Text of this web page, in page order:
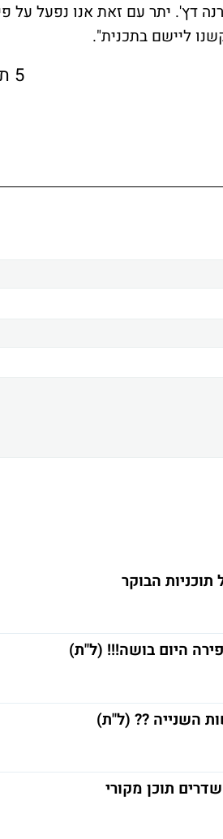
דץ'. יתר עם זאת אנו נפעל על
ליישם בתכנית".
5 תגובות
הבוקר
היום בושה!!! (ל"ת)
השנייה ?? (ל"ת)